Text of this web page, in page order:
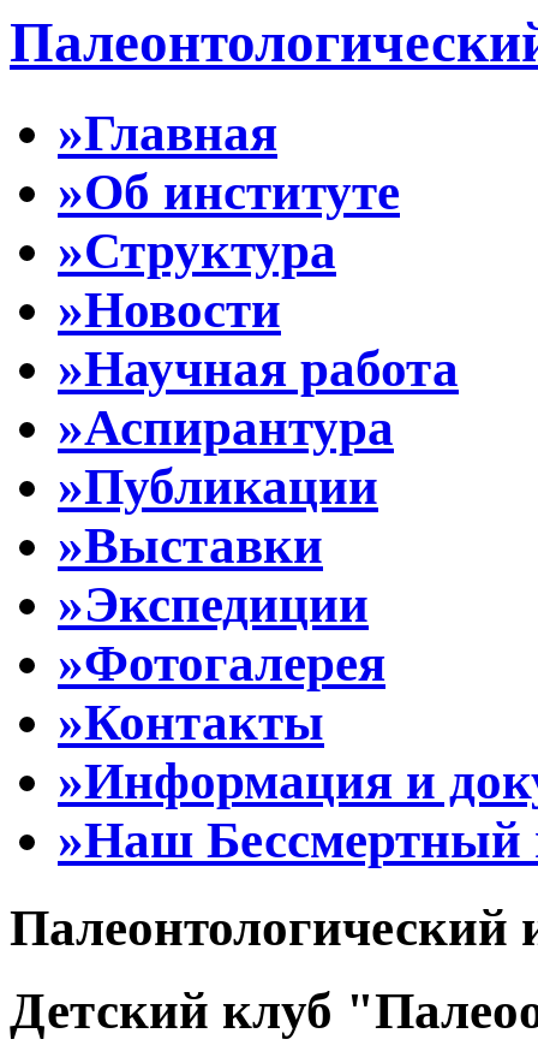
»Главная
»Об институте
»Структура
»Новости
»Научная работа
»Аспирантура
»Публикации
»Выставки
»Экспедиции
»Фотогалерея
»Контакты
»Информация и
»Наш Бессмертный
Палеонтологический
Детский клуб